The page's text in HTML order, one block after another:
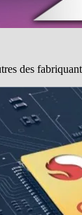
des